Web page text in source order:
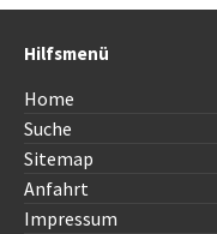
Hilfsmenü
Home
Suche
Sitemap
Anfahrt
Impressum